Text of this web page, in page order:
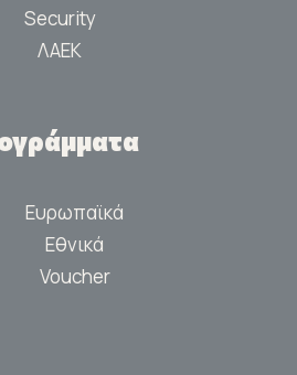
Security
ΛΑΕΚ
Ευρωπαϊκά
Εθνικά
Voucher